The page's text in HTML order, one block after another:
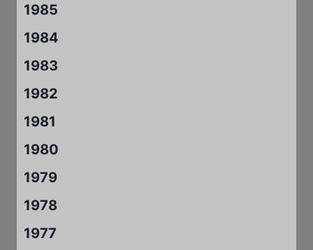
1985
1984
1983
1982
1981
1980
1979
1978
1977